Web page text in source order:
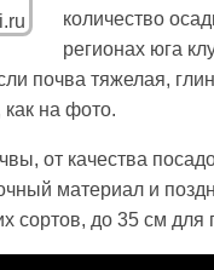
количество
регионах юга
почва тяжелая,
на фото.
от качества
материал и
сортов, до 35 см для